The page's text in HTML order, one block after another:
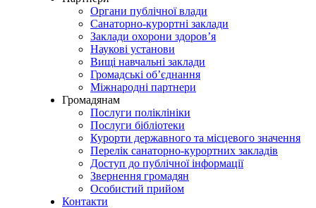
Органи публічної влади
Санаторно-курортні заклади
Заклади охорони здоров’я
Наукові установи
Вищі навчальні заклади
Громадські об’єднання
Міжнародні партнери
Громадянам
Послуги поліклініки
Послуги бібліотеки
Курорти державного та місцевого значення
Перелік санаторно-курортних закладів
Доступ до публічної інформації
Звернення громадян
Особистий прийом
Контакти